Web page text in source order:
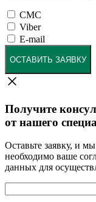
СМС
Viber
E-mail
ОСТАВИТЬ ЗАЯВКУ
Получите
от нашего
Оставьте заявку, и
необходимо ваше
данных для